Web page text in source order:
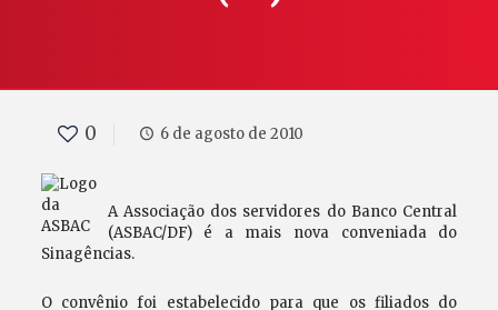
0 6 de agosto de 2010
A Associação dos servidores do Banco Central
(ASBAC/DF) é a mais nova conveniada do
Sinagências.
O convênio foi estabelecido para que os filiados do